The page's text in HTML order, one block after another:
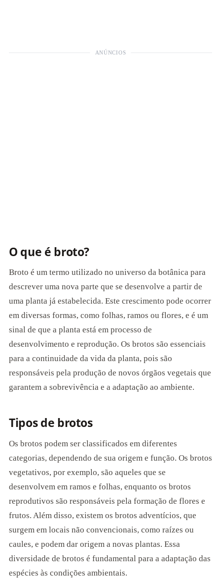
ANÚNCIOS
O que é broto?
Broto é um termo utilizado no universo da botânica para
descrever uma nova parte que se desenvolve a partir de
uma planta já estabelecida. Este crescimento pode ocorrer
em diversas formas, como folhas, ramos ou flores, e é um
sinal de que a planta está em processo de
desenvolvimento e reprodução. Os brotos são essenciais
para a continuidade da vida da planta, pois são
responsáveis pela produção de novos órgãos vegetais que
garantem a sobrevivência e a adaptação ao ambiente.
Tipos de brotos
Os brotos podem ser classificados em diferentes
categorias, dependendo de sua origem e função. Os brotos
vegetativos, por exemplo, são aqueles que se
desenvolvem em ramos e folhas, enquanto os brotos
reprodutivos são responsáveis pela formação de flores e
frutos. Além disso, existem os brotos adventícios, que
surgem em locais não convencionais, como raízes ou
caules, e podem dar origem a novas plantas. Essa
diversidade de brotos é fundamental para a adaptação das
espécies às condições ambientais.